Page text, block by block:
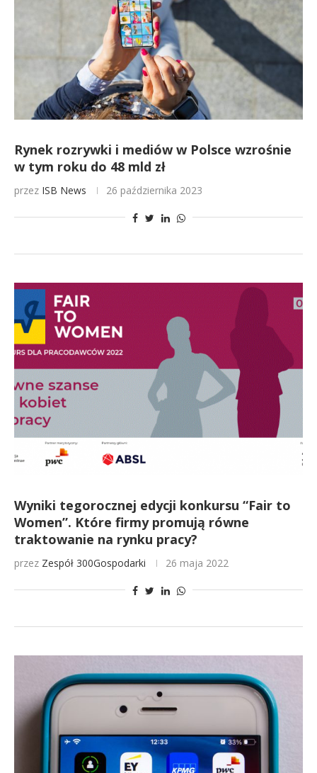
Rynek rozrywki i mediów w Polsce wzrośnie
w tym roku do 48 mld zł
przez ISB News 26 października 2023
Wyniki tegorocznej edycji konkursu “Fair to
Women”. Które firmy promują równe
traktowanie na rynku pracy?
przez Zespół 300Gospodarki 26 maja 2022